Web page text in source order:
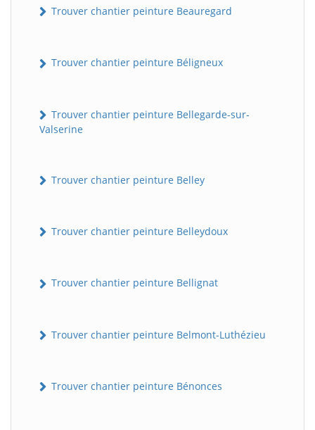
Trouver chantier peinture Beauregard
Trouver chantier peinture Béligneux
Trouver chantier peinture Bellegarde-sur-
Valserine
Trouver chantier peinture Belley
Trouver chantier peinture Belleydoux
Trouver chantier peinture Bellignat
Trouver chantier peinture Belmont-Luthézieu
Trouver chantier peinture Bénonces